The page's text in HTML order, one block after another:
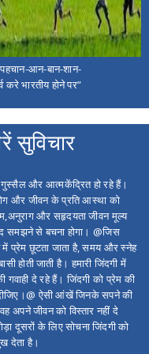
आन-बान-शान-
करे भारतीय होने पर”
सुविचार
और आत्मकेंद्रित हो रहे हैं।
और जीवन के प्रति आस्था को
और सहृदयता जीवन मूल्य
समझने से बचना होगा। @जिस
प्रेम छूटता जाता है, समय और स्नेह
होती जाती है। हमारी जिंदगी में
गवाही दे रहे हैं। जिंदगी को प्रेम की
दीजिए।@ ऐसी आंखें जिनके सपने की
अपने जीवन को विस्तार नहीं दे
दूसरों के लिए सोचना जिंदगी को
है।